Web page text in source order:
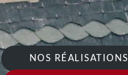
NOS RÉALISATIONS